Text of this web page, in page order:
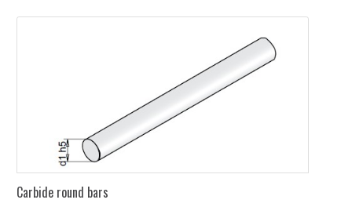
Carbide round bars